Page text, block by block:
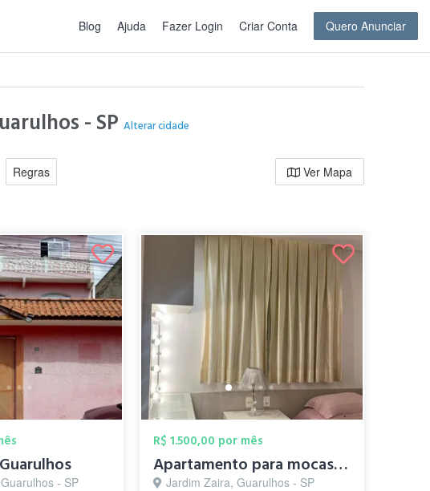
Blog Ajuda Fazer Login Criar Conta Quero Anunciar
- SPAlterar cidade
Regras Ver Mapa
- SP
R$ 1.500,00 por mês
Apartamento para mocas em ambiente famil...
Jardim Zaira, Guarulhos - SP